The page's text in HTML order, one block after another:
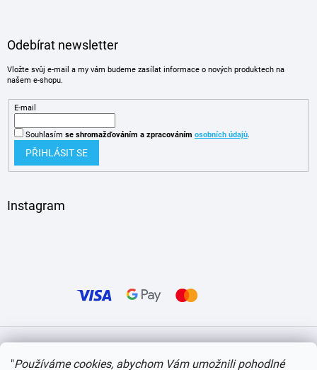
"Používáme cookies, abychom Vám umožnili pohodlné
Odebírat newsletter
Vložte svůj e-mail a my vám budeme zasílat informace o nových produktech na
našem e-shopu.
E-mail
Souhlasím se shromažďováním a zpracováním osobních údajů.
PŘIHLÁSIT SE
Instagram